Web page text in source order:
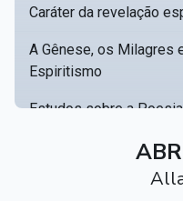
Caráter da revelação
A Gênese, os Milagres
Espiritismo
Estudos sobre a
Catálogo racional de